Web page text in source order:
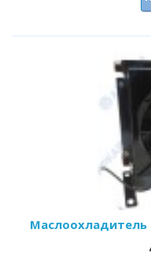
Маслоохладитель